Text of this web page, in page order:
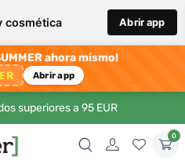
cosmética Abrir app
ahora mismo!
Abrir app
superiores a 95 EUR
0